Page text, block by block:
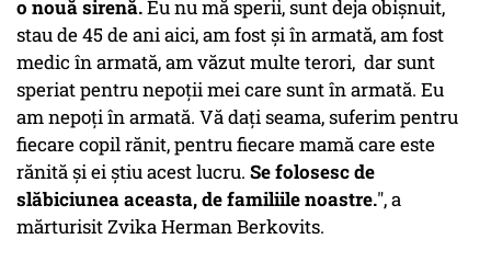
o nouă sirenă.Eu nu mă sperii, sunt deja obișnuit,
stau de 45 de ani aici, am fost și în armată, am fost
medic în armată, am văzut multe terori, dar sunt
speriat pentru nepoții mei care sunt în armată. Eu
am nepoți în armată. Vă dați seama, suferim pentru
fiecare copil rănit, pentru fiecare mamă care este
rănită și ei știu acest lucru. Se folosesc de
slăbiciunea aceasta, de familiile noastre.", a
mărturisit Zvika Herman Berkovits.